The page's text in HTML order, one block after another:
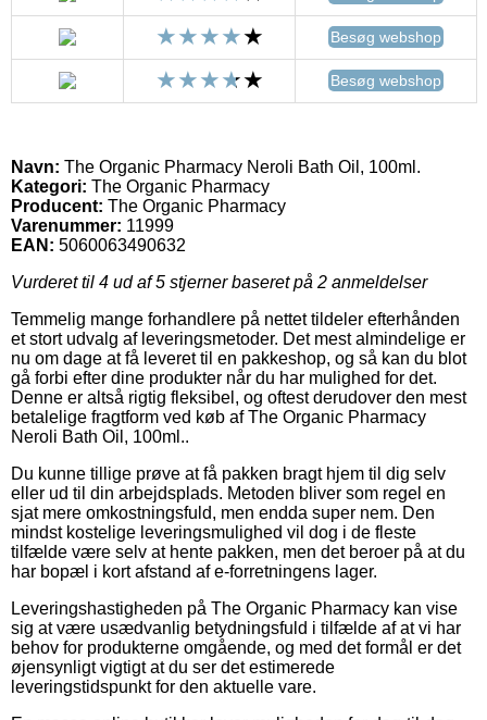
Besøg webshop
Besøg webshop
Navn: The Organic Pharmacy Neroli Bath Oil, 100ml.
Kategori: The Organic Pharmacy
Producent: The Organic Pharmacy
Varenummer: 11999
EAN: 5060063490632
Vurderet til 4 ud af 5 stjerner baseret på 2 anmeldelser
Temmelig mange forhandlere på nettet tildeler efterhånden
et stort udvalg af leveringsmetoder. Det mest almindelige er
nu om dage at få leveret til en pakkeshop, og så kan du blot
gå forbi efter dine produkter når du har mulighed for det.
Denne er altså rigtig fleksibel, og oftest derudover den mest
betalelige fragtform ved køb af The Organic Pharmacy
Neroli Bath Oil, 100ml..
Du kunne tillige prøve at få pakken bragt hjem til dig selv
eller ud til din arbejdsplads. Metoden bliver som regel en
sjat mere omkostningsfuld, men endda super nem. Den
mindst kostelige leveringsmulighed vil dog i de fleste
tilfælde være selv at hente pakken, men det beroer på at du
har bopæl i kort afstand af e-forretningens lager.
Leveringshastigheden på The Organic Pharmacy kan vise
sig at være usædvanlig betydningsfuld i tilfælde af at vi har
behov for produkterne omgående, og med det formål er det
øjensynligt vigtigt at du ser det estimerede
leveringstidspunkt for den aktuelle vare.